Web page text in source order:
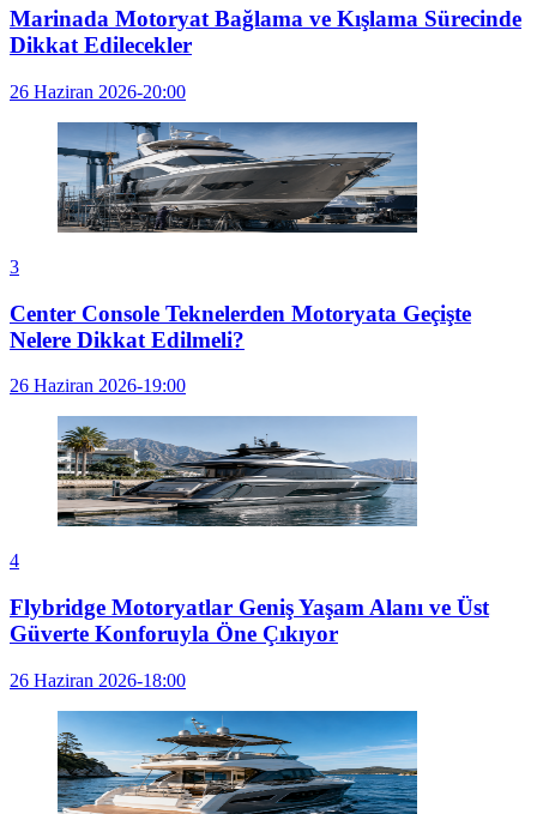
Marinada Motoryat Bağlama ve Kışlama Sürecinde
Dikkat Edilecekler
26 Haziran 2026-20:00
3
Center Console Teknelerden Motoryata Geçişte
Nelere Dikkat Edilmeli?
26 Haziran 2026-19:00
4
Flybridge Motoryatlar Geniş Yaşam Alanı ve Üst
Güverte Konforuyla Öne Çıkıyor
26 Haziran 2026-18:00